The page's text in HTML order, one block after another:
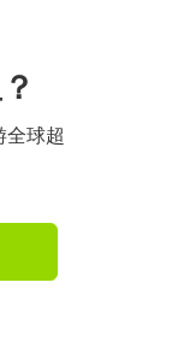
全球超